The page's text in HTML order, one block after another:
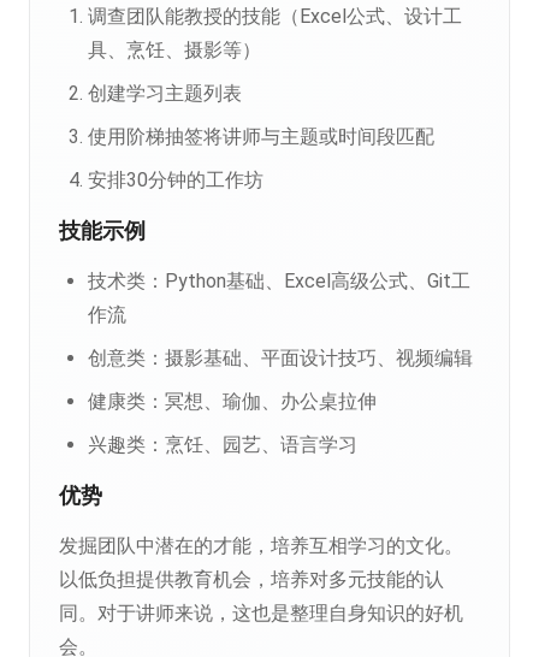
调查团队能教授的技能（Excel公式、设计工
具、烹饪、摄影等）
创建学习主题列表
使用阶梯抽签将讲师与主题或时间段匹配
安排30分钟的工作坊
技能示例
技术类：Python基础、Excel高级公式、Git工
作流
创意类：摄影基础、平面设计技巧、视频编辑
健康类：冥想、瑜伽、办公桌拉伸
兴趣类：烹饪、园艺、语言学习
优势
发掘团队中潜在的才能，培养互相学习的文化。
以低负担提供教育机会，培养对多元技能的认
同。对于讲师来说，这也是整理自身知识的好机
会。